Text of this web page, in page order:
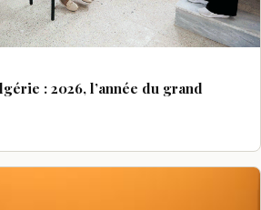
: 2026, l’année du grand